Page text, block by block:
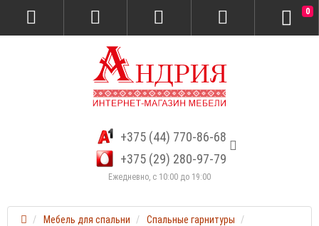
+375 (44) 770-86-68
+375 (29) 280-97-79
Ежедневно, с 10:00 до 19:00
0
Мебель для спальни
Спальные гарнитуры